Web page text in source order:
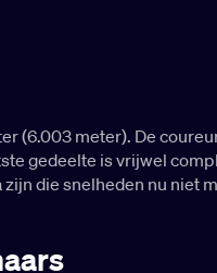
(6.003 meter). De
gedeelte is vrijwel
die snelheden nu